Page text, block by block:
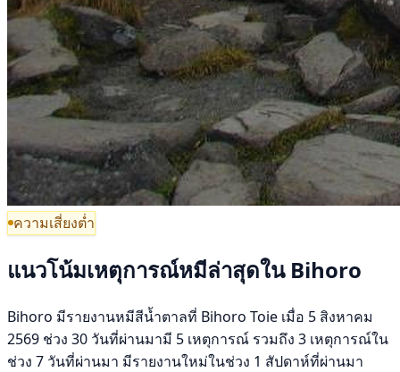
ความเสี่ยงต่ำ
แนวโน้มเหตุการณ์หมีล่าสุดใน Bihoro
Bihoro มีรายงานหมีสีน้ำตาลที่ Bihoro Toie เมื่อ 5 สิงหาคม
2569 ช่วง 30 วันที่ผ่านมามี 5 เหตุการณ์ รวมถึง 3 เหตุการณ์ใน
ช่วง 7 วันที่ผ่านมา มีรายงานใหม่ในช่วง 1 สัปดาห์ที่ผ่านมา